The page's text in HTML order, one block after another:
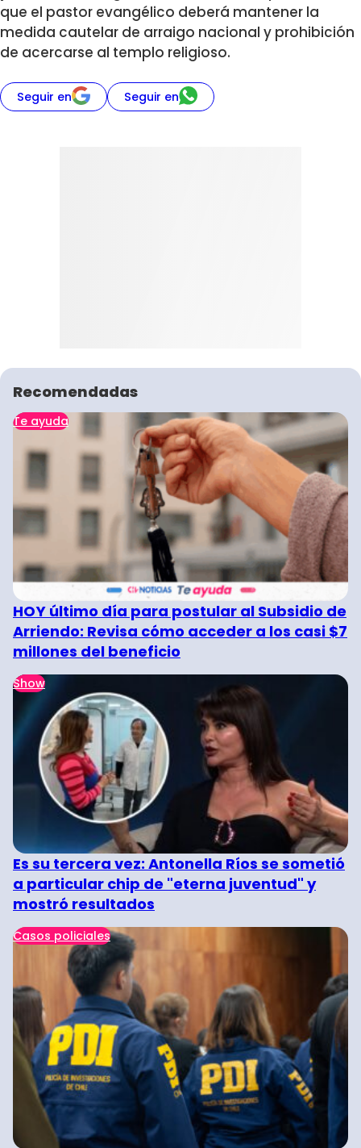
que el pastor evangélico deberá mantener la
medida cautelar de arraigo nacional y prohibición
de acercarse al templo religioso.
Seguir en Seguir en
Recomendadas
Te ayuda
HOY último día para postular al Subsidio de
Arriendo: Revisa cómo acceder a los casi $7
millones del beneficio
Show
Es su tercera vez: Antonella Ríos se sometió
a particular chip de "eterna juventud" y
mostró resultados
Casos policiales